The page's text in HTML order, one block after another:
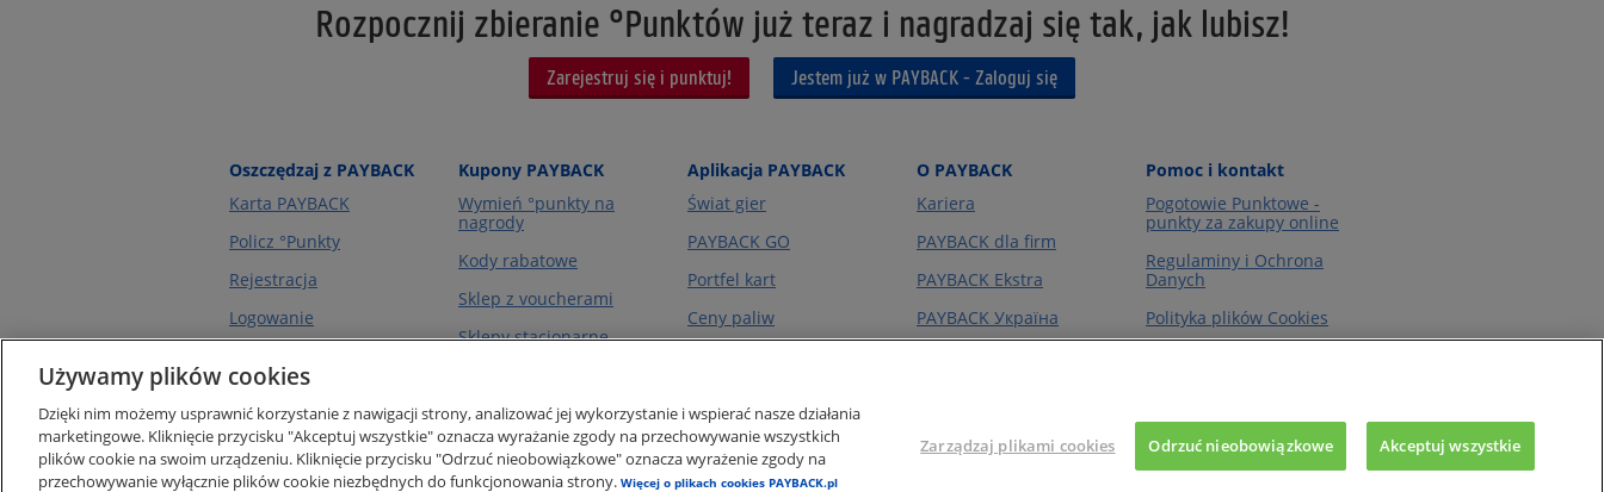
Rozpocznij zbieranie °Punktów już teraz i nagradzaj się tak, jak lubisz!
Zarejestruj się i punktuj! Jestem już w PAYBACK - Zaloguj się
Oszczędzaj z PAYBACK
Karta PAYBACK
Policz °Punkty
Rejestracja
Logowanie
Kupony PAYBACK
Wymień °punkty na
nagrody
Kody rabatowe
Sklep z voucherami
Sklepy stacjonarne
Aplikacja PAYBACK
Świat gier
PAYBACK GO
Portfel kart
Ceny paliw
O PAYBACK
Kariera
PAYBACK dla firm
PAYBACK Ekstra
PAYBACK Україна
Pomoc i kontakt
Pogotowie Punktowe -
punkty za zakupy online
Regulaminy i Ochrona
Danych
Polityka plików Cookies
Używamy plików cookies
Dzięki nim możemy usprawnić korzystanie z nawigacji strony, analizować jej wykorzystanie i wspierać nasze działania
marketingowe. Kliknięcie przycisku "Akceptuj wszystkie" oznacza wyrażanie zgody na przechowywanie wszystkich
plików cookie na swoim urządzeniu. Kliknięcie przycisku "Odrzuć nieobowiązkowe" oznacza wyrażenie zgody na
przechowywanie wyłącznie plików cookie niezbędnych do funkcjonowania strony. Więcej o plikach cookies PAYBACK.pl
Zarządzaj plikami cookies Odrzuć nieobowiązkowe Akceptuj wszystkie